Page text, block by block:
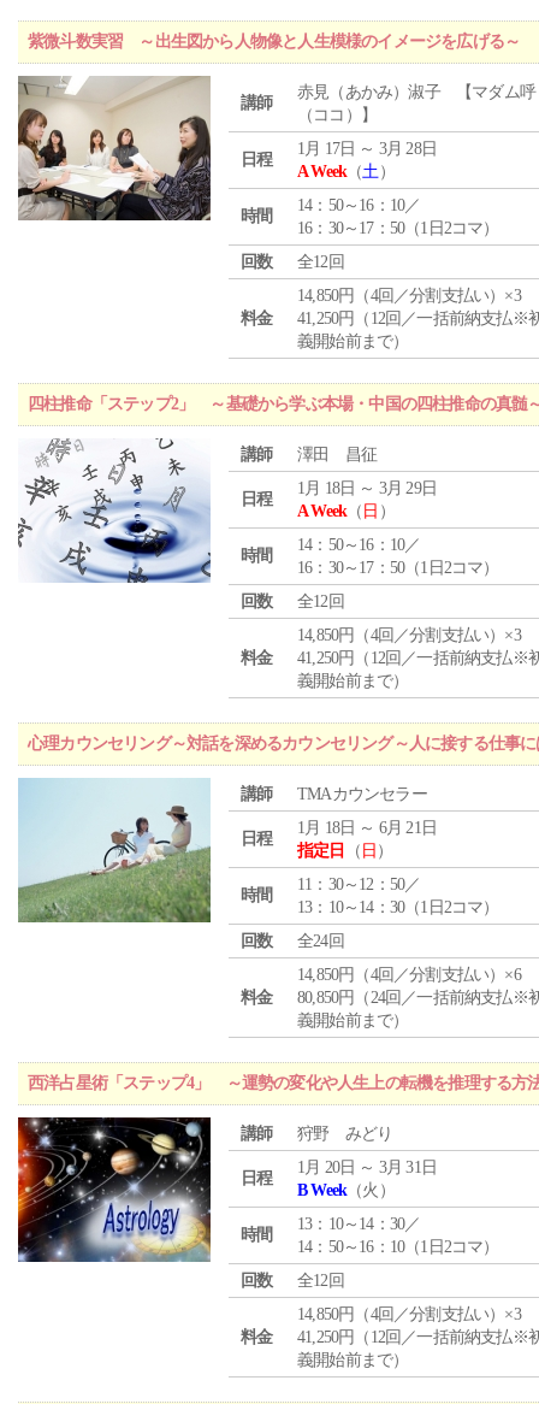
紫微斗数実習 ～出生図から人物像と人生模様のイメージを広げる～
講師
赤見（あかみ）淑子 【マダム呼
（ココ）】
日程
1月 17日 ～ 3月 28日
A Week（土）
時間
14：50～16：10／
16：30～17：50（1日2コマ）
回数
全12回
料金
14,850円（4回／分割支払い）×3
41,250円（12回／一括前納支払※
義開始前まで）
四柱推命「ステップ2」 ～基礎から学ぶ本場・中国の四柱推命の真髄
講師 澤田 昌征
日程
1月 18日 ～ 3月 29日
A Week（ 日 ）
時間
14：50～16：10／
16：30～17：50（1日2コマ）
回数
全12回
料金
14,850円（4回／分割支払い）×3
41,250円（12回／一括前納支払※
義開始前まで）
心理カウンセリング～対話を深めるカウンセリング～人に接する仕事
講師 TMAカウンセラー
日程
1月 18日 ～ 6月 21日
指定日
（ 日 ）
時間
11：30～12：50／
13：10～14：30（1日2コマ）
回数
全24回
料金
14,850円（4回／分割支払い）×6
80,850円（24回／一括前納支払※
義開始前まで）
西洋占星術「ステップ4」 ～運勢の変化や人生上の転機を推理する方
講師 狩野 みどり
日程
1月 20日 ～ 3月 31日
B Week（火）
時間
13：10～14：30／
14：50～16：10（1日2コマ）
回数
全12回
料金
14,850円（4回／分割支払い）×3
41,250円（12回／一括前納支払※
義開始前まで）